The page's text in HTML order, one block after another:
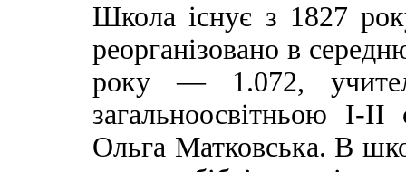
Школа існує з 1827
реорганізовано в
року — 1.072,
загальноосвітньою І-
Ольга Матковська. В